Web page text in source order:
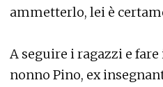
ammetterlo, lei è
A seguire i ragazzi e
nonno Pino, ex